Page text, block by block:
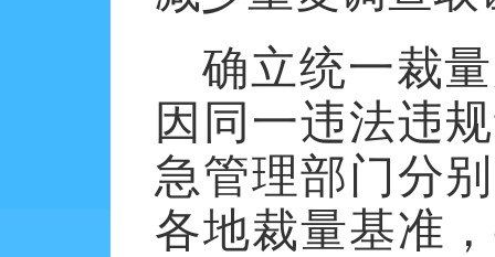
确立统一裁
因同一违法违
急管理部门分
各地裁量基准